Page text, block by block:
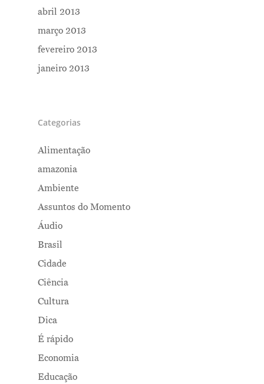
abril 2013
março 2013
fevereiro 2013
janeiro 2013
Categorias
Alimentação
amazonia
Ambiente
Assuntos do Momento
Áudio
Brasil
Cidade
Ciência
Cultura
Dica
É rápido
Economia
Educação